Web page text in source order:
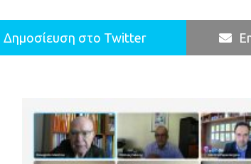
Δημοσίευση στο Twitter